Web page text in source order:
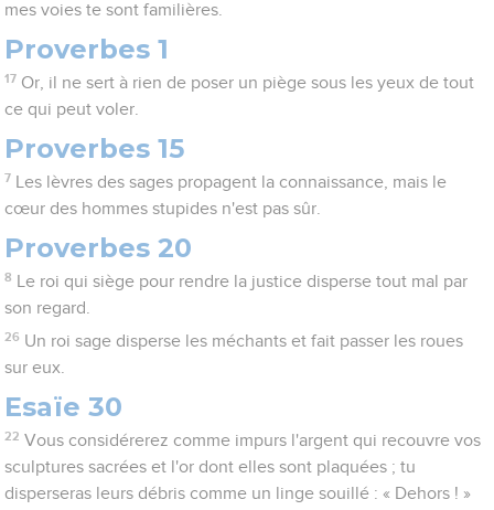
mes voies te sont familières.
Proverbes 1
17 Or, il ne sert à rien de poser un piège sous les yeux de tout
ce qui peut voler.
Proverbes 15
7
Les lèvres des sages propagent la connaissance, mais le
cœur des hommes stupides n'est pas sûr.
Proverbes 20
8
Le roi qui siège pour rendre la justice disperse tout mal par
son regard.
26 Un roi sage disperse les méchants et fait passer les roues
sur eux.
Esaïe 30
22 Vous considérerez comme impurs l'argent qui recouvre vos
sculptures sacrées et l'or dont elles sont plaquées ; tu
disperseras leurs débris comme un linge souillé : « Dehors ! »